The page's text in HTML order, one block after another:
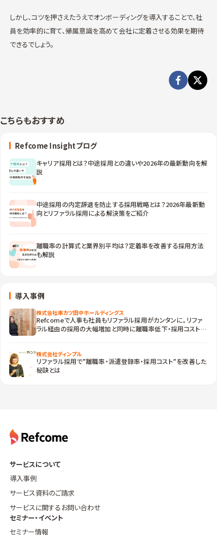
しかし、コツを押さえたうえでオンボーディングを導入することで、社
員を効率的に育て、帰属意識を高めて会社に定着させる効果を期待
できるでしょう。
こちらもおすすめ
Refcome Insightブログ
キャリア採用とは？中途採用との違いや2026年の最新動向を解
説
中途採用の内定辞退を防止する採用戦略とは？2026年最新動
向とリファラル採用による解決策をご紹介
離職率の計算式と業界別平均は？定着率を改善する採用方法
も解説
導入事例
株式会社串カツ田中ホールディングス
Refcomeで人事も社員もリファラル採用がカンタンに。リファ
ラル経由の採用の大幅増加と同時に離職率低下・採用コスト削
株式会社ディンプル
リファラル採用で”離職率・派遣登録率・採用コスト”を改善した
秘訣とは
サービスについて
導入事例
サービス資料のご請求
サービスに関するお問い合わせ
セミナー・イベント
セミナー情報